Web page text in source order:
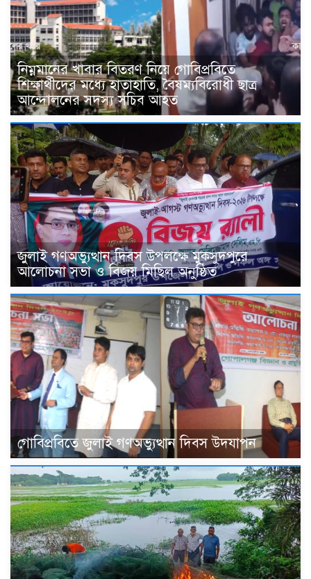
নিম্নমানের খাবার বিতরণ নিয়ে গোবিপ্রবিতে
শিক্ষার্থীদের মধ্যে হাতাহাতি, বৈষম্যবিরোধী ছাত্র
আন্দোলনের সদস্য সচিব আহত
জুলাই গণঅভ্যুত্থান দিবস উপলক্ষে মুকসুদপুরে
আলোচনা সভা ও বিজয় মিছিল অনুষ্ঠিত
গোবিপ্রবিতে জুলাই গণঅভ্যুত্থান দিবস উদযাপন